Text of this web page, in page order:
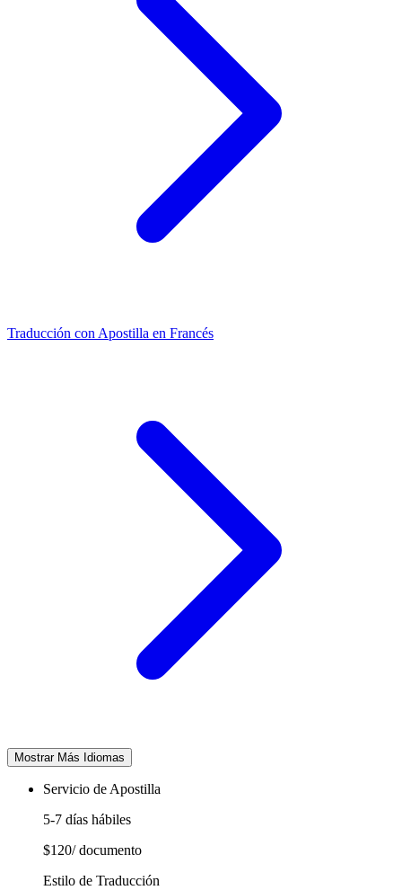
Traducción con Apostilla en Francés
Mostrar Más Idiomas
Servicio de Apostilla
5-7 días hábiles
$120/ documento
Estilo de Traducción